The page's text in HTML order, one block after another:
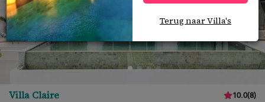
Villa Claire 10.0(8)
Terug naar Villa's